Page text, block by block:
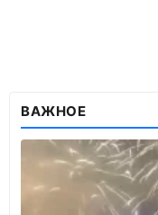
ВАЖНОЕ